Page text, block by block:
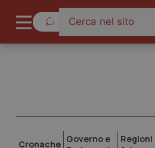
Cronache Governo e
Regioni